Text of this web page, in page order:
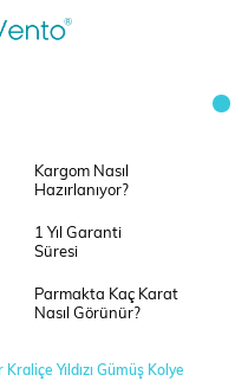
Kargom Nasıl
Hazırlanıyor?
1 Yıl Garanti
Süresi
Parmakta Kaç Karat
Nasıl Görünür?
Yıldızı Gümüş Kolye